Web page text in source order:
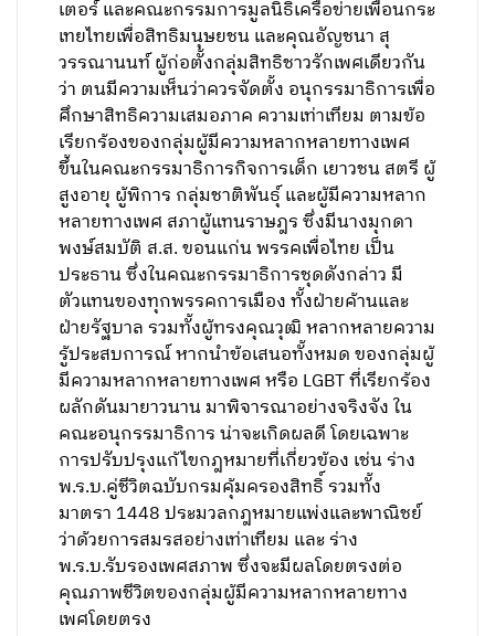
เตอร์ และคณะกรรมการมูลนิธิเครือข่ายเพื่อนกระ
เทยไทยเพื่อสิทธิมนุษยชน และคุณอัญชนา สุ
วรรณานนท์ ผู้ก่อตั้งกลุ่มสิทธิชาวรักเพศเดียวกัน
ว่า ตนมีความเห็นว่าควรจัดตั้ง อนุกรรมาธิการเพื่อ
ศึกษาสิทธิความเสมอภาค ความเท่าเทียม ตามข้อ
เรียกร้องของกลุ่มผู้มีความหลากหลายทางเพศ
ขึ้นในคณะกรรมาธิการกิจการเด็ก เยาวชน สตรี ผู้
สูงอายุ ผู้พิการ กลุ่มชาติพันธุ์ และผู้มีความหลาก
หลายทางเพศ สภาผู้แทนราษฎร ซึ่งมีนางมุกดา
พงษ์สมบัติ ส.ส. ขอนแก่น พรรคเพื่อไทย เป็น
ประธาน ซึ่งในคณะกรรมาธิการชุดดังกล่าว มี
ตัวแทนของทุกพรรคการเมือง ทั้งฝ่ายค้านและ
ฝ่ายรัฐบาล รวมทั้งผู้ทรงคุณวุฒิ หลากหลายความ
รู้ประสบการณ์ หากนำข้อเสนอทั้งหมด ของกลุ่มผู้
มีความหลากหลายทางเพศ หรือ LGBT ที่เรียกร้อง
ผลักดันมายาวนาน มาพิจารณาอย่างจริงจัง ใน
คณะอนุกรรมาธิการ น่าจะเกิดผลดี โดยเฉพาะ
การปรับปรุงแก้ไขกฎหมายที่เกี่ยวข้อง เช่น ร่าง
พ.ร.บ.คู่ชีวิตฉบับกรมคุ้มครองสิทธิ์ รวมทั้ง
มาตรา 1448 ประมวลกฎหมายแพ่งและพาณิชย์
ว่าด้วยการสมรสอย่างเท่าเทียม และ ร่าง
พ.ร.บ.รับรองเพศสภาพ ซึ่งจะมีผลโดยตรงต่อ
คุณภาพชีวิตของกลุ่มผู้มีความหลากหลายทาง
เพศโดยตรง